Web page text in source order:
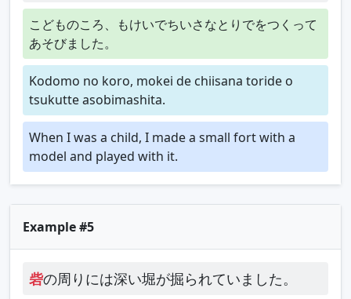
こどものころ、もけいでちいさなとりでをつくって
あそびました。
Kodomo no koro, mokei de chiisana toride o
tsukutte asobimashita.
When I was a child, I made a small fort with a
model and played with it.
Example #5
砦の周りには深い堀が掘られていました。